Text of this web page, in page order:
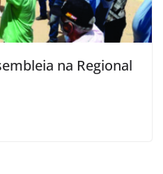
na Regional